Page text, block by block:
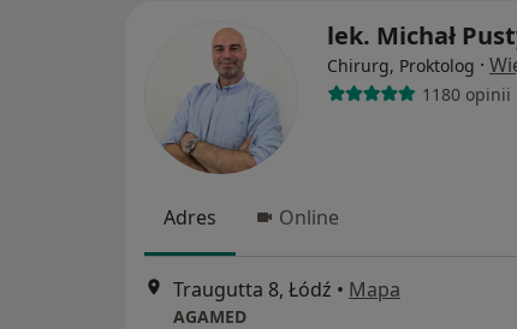
lek. Michał
Chirurg, Proktolog ·
1180 opinii
Adres Online
Traugutta 8, Łódź • Mapa
AGAMED